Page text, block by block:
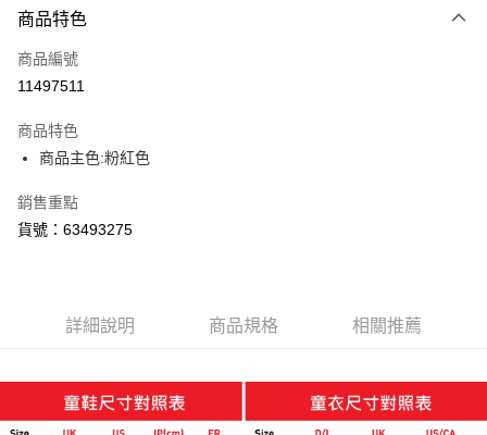
每筆NT$150，滿NT$1,800(含以上)免運費
商品特色
商品編號
11497511
商品特色
商品主色:粉紅色
銷售重點
貨號：63493275
詳細說明 商品規格 相關推薦